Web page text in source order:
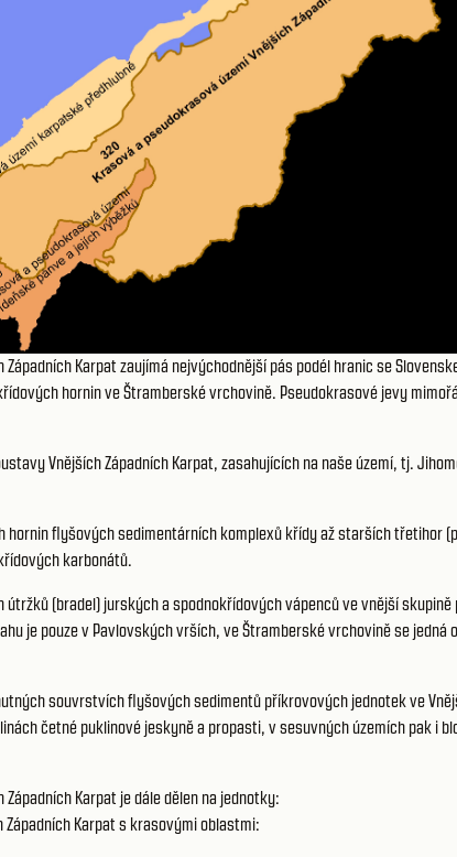
Karpat zaujímá nejvýchodnější pás podél hranic se
hornin ve Štramberské vrchovině. Pseudokrasové jevy
Vnějších Západních Karpat, zasahujících na naše území, tj.
flyšových sedimentárních komplexů křídy až starších třetihor
karbonátů.
(bradel) jurských a spodnokřídových vápenců ve vnější
je pouze v Pavlovských vrších, ve Štramberské vrchovině se
souvrstvích flyšových sedimentů příkrovových jednotek ve
četné puklinové jeskyně a propasti, v sesuvných územích pak i
Karpat je dále dělen na jednotky:
Karpat s krasovými oblastmi: